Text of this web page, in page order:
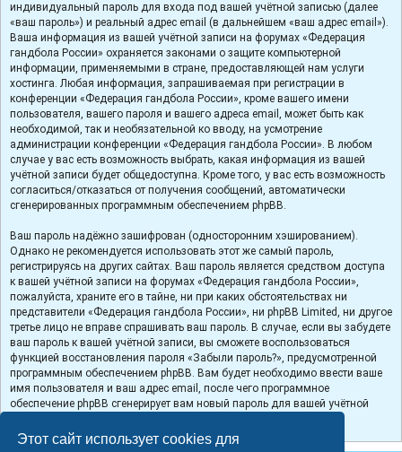
Этот сайт использует cookies для
индивидуальный пароль для входа под вашей учётной записью (далее
«ваш пароль») и реальный адрес email (в дальнейшем «ваш адрес email»).
Ваша информация из вашей учётной записи на форумах «Федерация
гандбола России» охраняется законами о защите компьютерной
информации, применяемыми в стране, предоставляющей нам услуги
хостинга. Любая информация, запрашиваемая при регистрации в
конференции «Федерация гандбола России», кроме вашего имени
пользователя, вашего пароля и вашего адреса email, может быть как
необходимой, так и необязательной ко вводу, на усмотрение
администрации конференции «Федерация гандбола России». В любом
случае у вас есть возможность выбрать, какая информация из вашей
учётной записи будет общедоступна. Кроме того, у вас есть возможность
согласиться/отказаться от получения сообщений, автоматически
сгенерированных программным обеспечением phpBB.
Ваш пароль надёжно зашифрован (односторонним хэшированием).
Однако не рекомендуется использовать этот же самый пароль,
регистрируясь на других сайтах. Ваш пароль является средством доступа
к вашей учётной записи на форумах «Федерация гандбола России»,
пожалуйста, храните его в тайне, ни при каких обстоятельствах ни
представители «Федерация гандбола России», ни phpBB Limited, ни другое
третье лицо не вправе спрашивать ваш пароль. В случае, если вы забудете
ваш пароль к вашей учётной записи, вы сможете воспользоваться
функцией восстановления пароля «Забыли пароль?», предусмотренной
программным обеспечением phpBB. Вам будет необходимо ввести ваше
имя пользователя и ваш адрес email, после чего программное
обеспечение phpBB сгенерирует вам новый пароль для вашей учётной